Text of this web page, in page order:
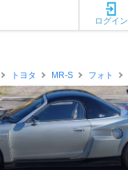
ログイン
トヨタ MR-S フォト